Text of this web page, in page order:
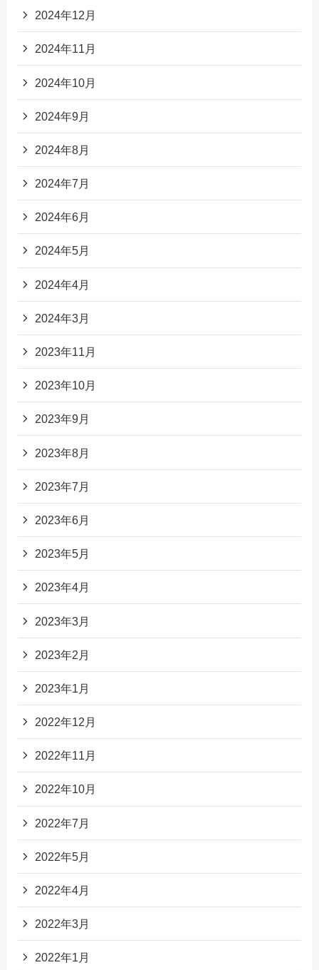
2024年12月
2024年11月
2024年10月
2024年9月
2024年8月
2024年7月
2024年6月
2024年5月
2024年4月
2024年3月
2023年11月
2023年10月
2023年9月
2023年8月
2023年7月
2023年6月
2023年5月
2023年4月
2023年3月
2023年2月
2023年1月
2022年12月
2022年11月
2022年10月
2022年7月
2022年5月
2022年4月
2022年3月
2022年1月